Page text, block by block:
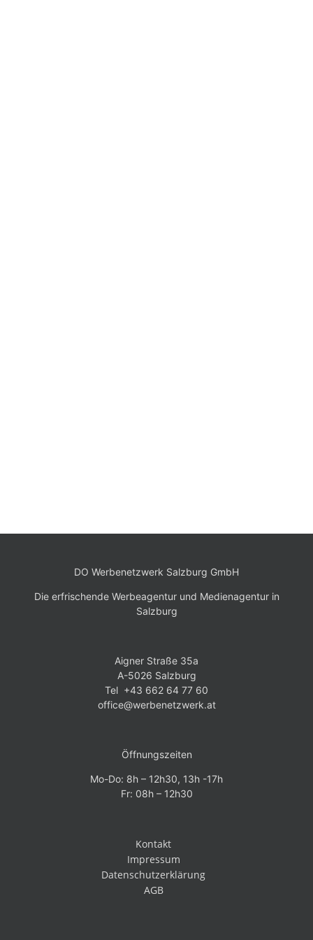
DO Werbenetzwerk Salzburg GmbH
Die erfrischende Werbeagentur und Medienagentur in
Salzburg
Aigner Straße 35a
A-5026 Salzburg
Tel +43 662 64 77 60
office@werbenetzwerk.at
Öffnungszeiten
Mo-Do: 8h – 12h30, 13h -17h
Fr: 08h – 12h30
Kontakt
Impressum
Datenschutzerklärung
AGB